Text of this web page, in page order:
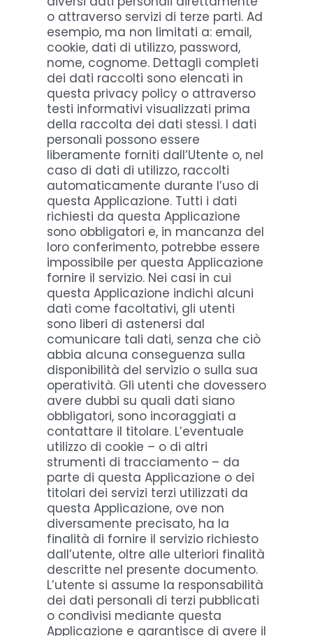
o attraverso servizi di terze parti. Ad
esempio, ma non limitati a: email,
cookie, dati di utilizzo, password,
nome, cognome. Dettagli completi
dei dati raccolti sono elencati in
questa privacy policy o attraverso
testi informativi visualizzati prima
della raccolta dei dati stessi. I dati
personali possono essere
liberamente forniti dall’Utente o, nel
caso di dati di utilizzo, raccolti
automaticamente durante l’uso di
questa Applicazione. Tutti i dati
richiesti da questa Applicazione
sono obbligatori e, in mancanza del
loro conferimento, potrebbe essere
impossibile per questa Applicazione
fornire il servizio. Nei casi in cui
questa Applicazione indichi alcuni
dati come facoltativi, gli utenti
sono liberi di astenersi dal
comunicare tali dati, senza che ciò
abbia alcuna conseguenza sulla
disponibilità del servizio o sulla sua
operatività. Gli utenti che dovessero
avere dubbi su quali dati siano
obbligatori, sono incoraggiati a
contattare il titolare. L’eventuale
utilizzo di cookie – o di altri
strumenti di tracciamento – da
parte di questa Applicazione o dei
titolari dei servizi terzi utilizzati da
questa Applicazione, ove non
diversamente precisato, ha la
finalità di fornire il servizio richiesto
dall’utente, oltre alle ulteriori finalità
descritte nel presente documento.
L’utente si assume la responsabilità
dei dati personali di terzi pubblicati
o condivisi mediante questa
Applicazione e garantisce di avere il